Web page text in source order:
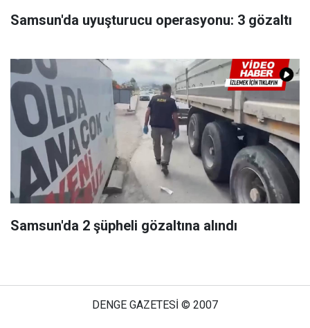
Samsun'da uyuşturucu operasyonu: 3 gözaltı
Samsun'da 2 şüpheli gözaltına alındı
DENGE GAZETESİ © 2007